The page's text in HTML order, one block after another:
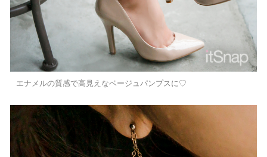
エナメルの質感で高見えなベージュパンプスに♡